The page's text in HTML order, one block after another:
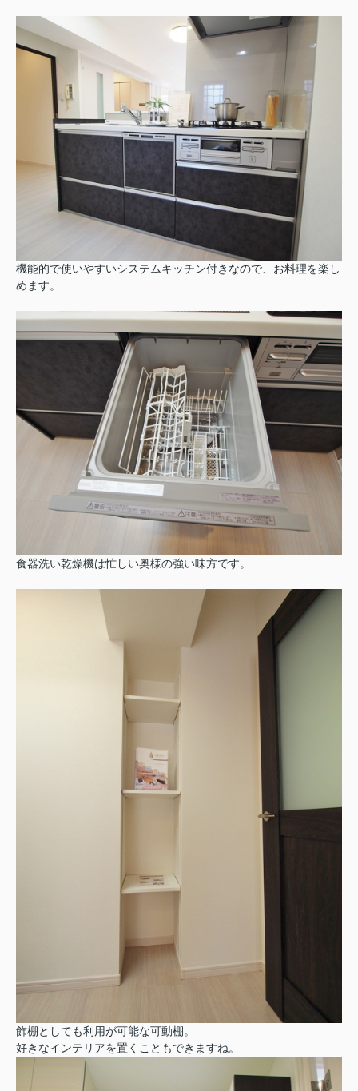
機能的で使いやすいシステムキッチン付きなので、お料理を楽し
めます。
食器洗い乾燥機は忙しい奥様の強い味方です。
飾棚としても利用が可能な可動棚。
好きなインテリアを置くこともできますね。